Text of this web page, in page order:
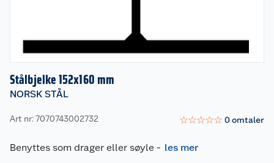
Stålbjelke 152x160 mm
NORSK STÅL
Art nr: 7070743002732 ☆☆☆☆☆ 0omtaler
Benyttes som drager eller søyle - les mer